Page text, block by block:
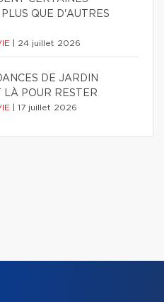
PLUS QUE D'AUTRES
24 juillet 2026
DE JARDIN
LÀ POUR RESTER
17 juillet 2026